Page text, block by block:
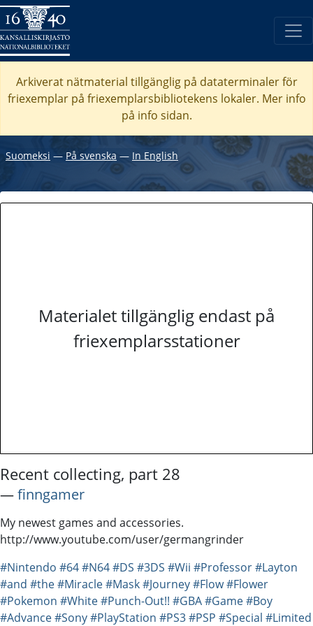
Arkiverat nätmaterial tillgänglig på dataterminaler för
friexemplar på friexemplarsbibliotekens lokaler. Mer info
på info sidan.
Suomeksi ― På svenska ― In English
Materialet tillgänglig endast på
friexemplarsstationer
Recent collecting, part 28
―finngamer
My newest games and accessories.
http://www.youtube.com/user/germangrinder
#Nintendo #64#N64#DS #3DS #Wii #Professor#Layton
#and #the#Miracle#Mask#Journey#Flow#Flower
#Pokemon #White#Punch-Out!! #GBA#Game#Boy
#Advance#Sony#PlayStation #PS3#PSP #Special #Limited